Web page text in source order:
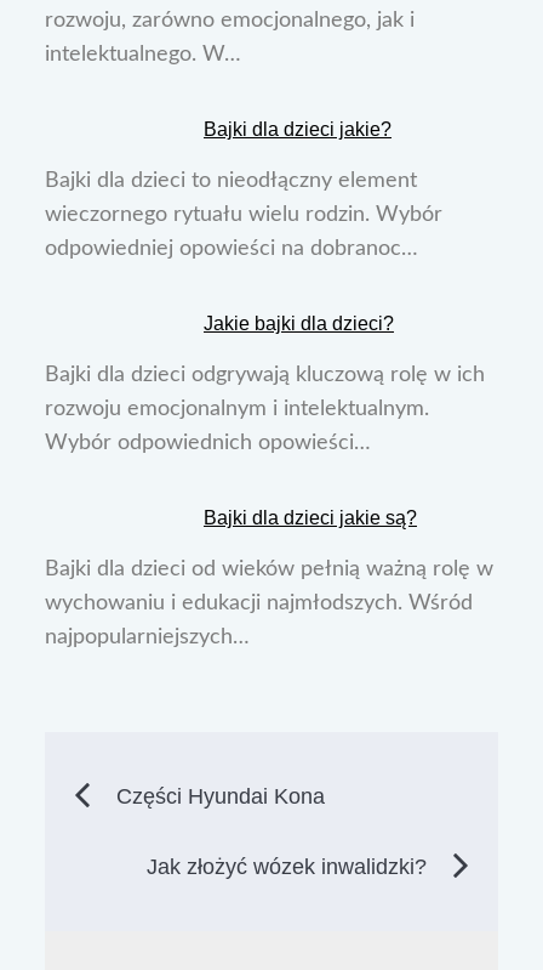
rozwoju, zarówno emocjonalnego, jak i
intelektualnego. W…
Bajki dla dzieci jakie?
Bajki dla dzieci to nieodłączny element
wieczornego rytuału wielu rodzin. Wybór
odpowiedniej opowieści na dobranoc…
Jakie bajki dla dzieci?
Bajki dla dzieci odgrywają kluczową rolę w ich
rozwoju emocjonalnym i intelektualnym.
Wybór odpowiednich opowieści…
Bajki dla dzieci jakie są?
Bajki dla dzieci od wieków pełnią ważną rolę w
wychowaniu i edukacji najmłodszych. Wśród
najpopularniejszych…
Nawigacja
wpisu
Części Hyundai Kona
Jak złożyć wózek inwalidzki?